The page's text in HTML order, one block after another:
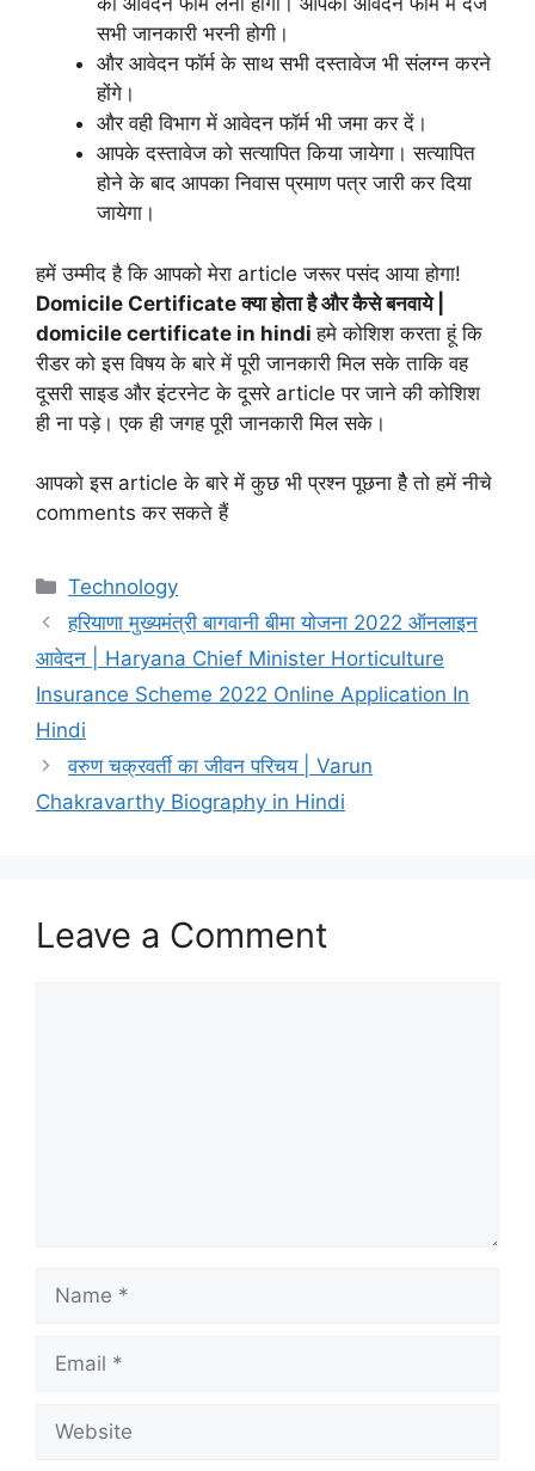
सभी जानकारी भरनी होगी।
और आवेदन फॉर्म के साथ सभी दस्तावेज भी संलग्न करने
होंगे।
और वही विभाग में आवेदन फॉर्म भी जमा कर दें।
आपके दस्तावेज को सत्यापित किया जायेगा। सत्यापित
होने के बाद आपका निवास प्रमाण पत्र जारी कर दिया
जायेगा।
हमें उम्मीद है कि आपको मेरा article जरूर पसंद आया होगा!
Domicile Certificate क्या होता है और कैसे बनवाये |
domicile certificate in hindiहमे कोशिश करता हूं कि
रीडर को इस विषय के बारे में पूरी जानकारी मिल सके ताकि वह
दूसरी साइड और इंटरनेट के दूसरे article पर जाने की कोशिश
ही ना पड़े। एक ही जगह पूरी जानकारी मिल सके।
आपको इस article के बारे में कुछ भी प्रश्न पूछना हैै तो हमें नीचे
comments कर सकते हैं
Categories
Technology
हरियाणा मुख्यमंत्री बागवानी बीमा योजना 2022 ऑनलाइन
आवेदन | Haryana Chief Minister Horticulture
Insurance Scheme 2022 Online Application In
Hindi
वरुण चक्रवर्ती का जीवन परिचय | Varun
Chakravarthy Biography in Hindi
Leave a Comment
Name
Email
Website